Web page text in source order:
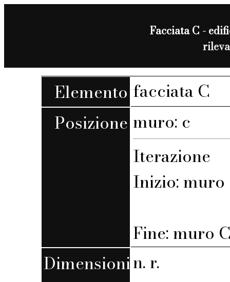
Facciata C -
Elemento facciata C
Posizione muro: c
Iterazione
Inizio: muro
Fine: muro
Dimensionin. r.